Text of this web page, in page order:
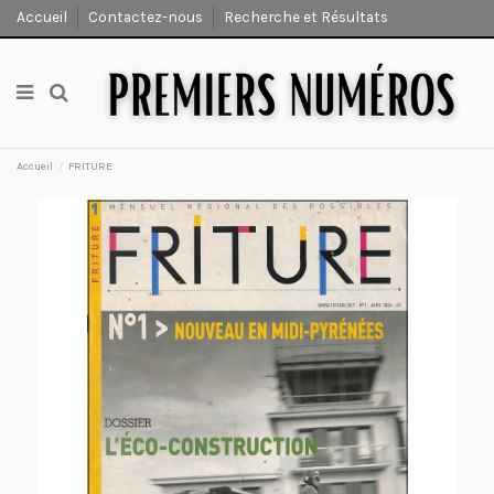
Accueil Contactez-nous Recherche et Résultats
Accueil FRITURE